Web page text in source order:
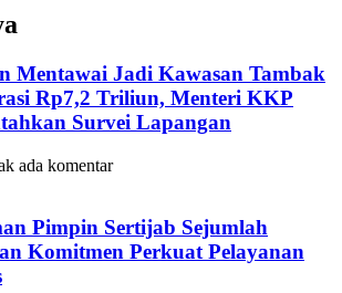
Mentawai Jadi Kawasan Tambak
Rp7,2 Triliun, Menteri KKP
Survei Lapangan
ada komentar
Pimpin Sertijab Sejumlah
Komitmen Perkuat Pelayanan